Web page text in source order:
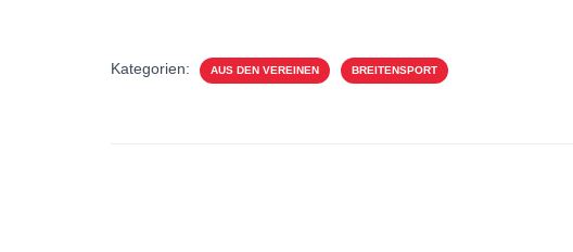
Kategorien: AUS DEN VEREINEN BREITENSPORT